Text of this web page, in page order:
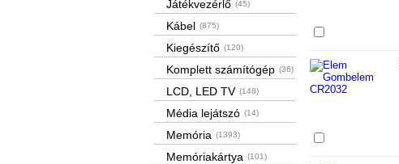
Játékvezérlő (45)
Kábel (875)
Kiegészítő (120)
Komplett számítógép (36)
LCD, LED TV (148)
Média lejátszó (14)
Memória (1393)
Memóriakártya (101)